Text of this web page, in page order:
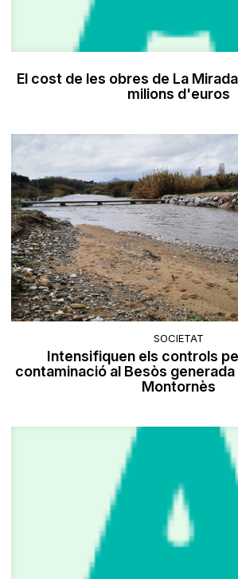
El cost de les obres de La
milions d'euros
SOCIETAT
Intensifiquen els controls
contaminació al Besòs
Montornès